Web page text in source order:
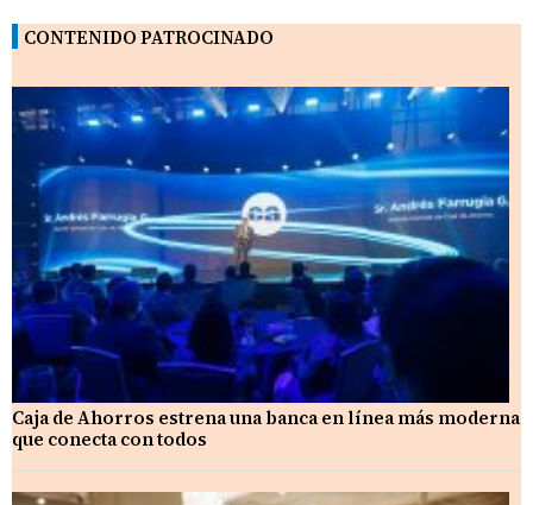
CONTENIDO PATROCINADO
Caja de Ahorros estrena una banca en línea más moderna
que conecta con todos